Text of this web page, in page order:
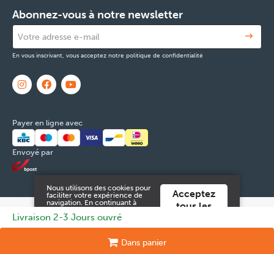
Livraison 2-3 Jours ouvré
Dans panier
Abonnez-vous à notre newsletter
En vous inscrivant, vous acceptez notre politique de confidentialité
Payer en ligne avec
Envoyé par
© 2026 FOX & Cie Numéro d'entreprise: 0551.965.335
byTilroy.
Mentions légales & Contact
Cookies Données personnelles
Nous utilisons des cookies pour
faciliter votre expérience de
navigation. En continuant à
acceptez ces.
d'informations dans notre
conditions générales.
Acceptez
tous les